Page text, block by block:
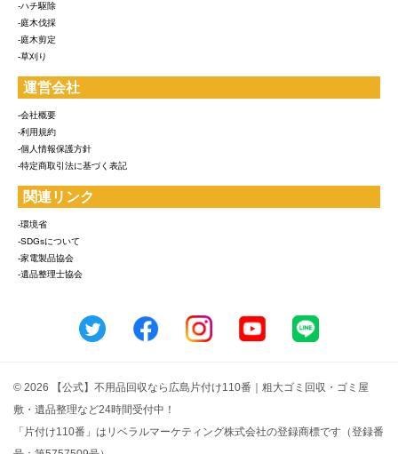
-ハチ駆除
-庭木伐採
-庭木剪定
-草刈り
運営会社
-会社概要
-利用規約
-個人情報保護方針
-特定商取引法に基づく表記
関連リンク
-環境省
-SDGsについて
-家電製品協会
-遺品整理士協会
© 2026 【公式】不用品回収なら広島片付け110番｜粗大ゴミ回収・ゴミ屋
敷・遺品整理など24時間受付中！
「片付け110番」はリベラルマーケティング株式会社の登録商標です（登録番